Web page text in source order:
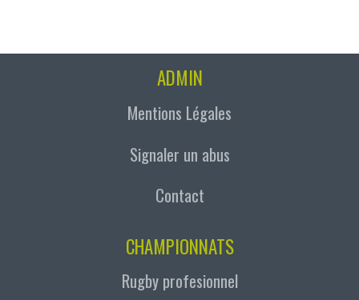
ADMIN
Mentions Légales
Signaler un abus
Contact
CHAMPIONNATS
Rugby profesionnel